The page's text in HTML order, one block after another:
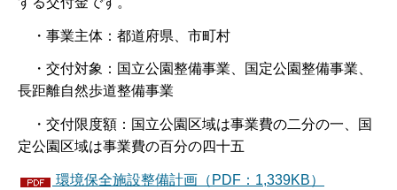
・事業主体：都道府県、市町村
・交付対象：国立公園整備事業、国定公園整備事業、
長距離自然歩道整備事業
・交付限度額：国立公園区域は事業費の二分の一、国
定公園区域は事業費の百分の四十五
環境保全施設整備計画（PDF：1,339KB）